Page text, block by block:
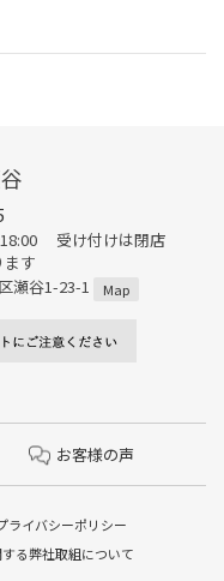
受け付けは閉店
ます
瀬谷1-23-1
Map
お客様の声
ライバシーポリシー
る弊社取組について